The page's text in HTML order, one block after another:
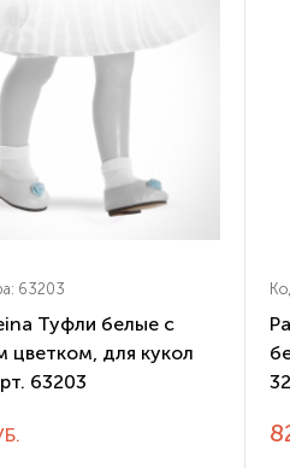
63203
Туфли белые с
цветком, для кукол
63203